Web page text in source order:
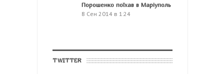
Порошенко поїхав в Маріуполь
8 Сен 2014 в 1:24
TWITTER